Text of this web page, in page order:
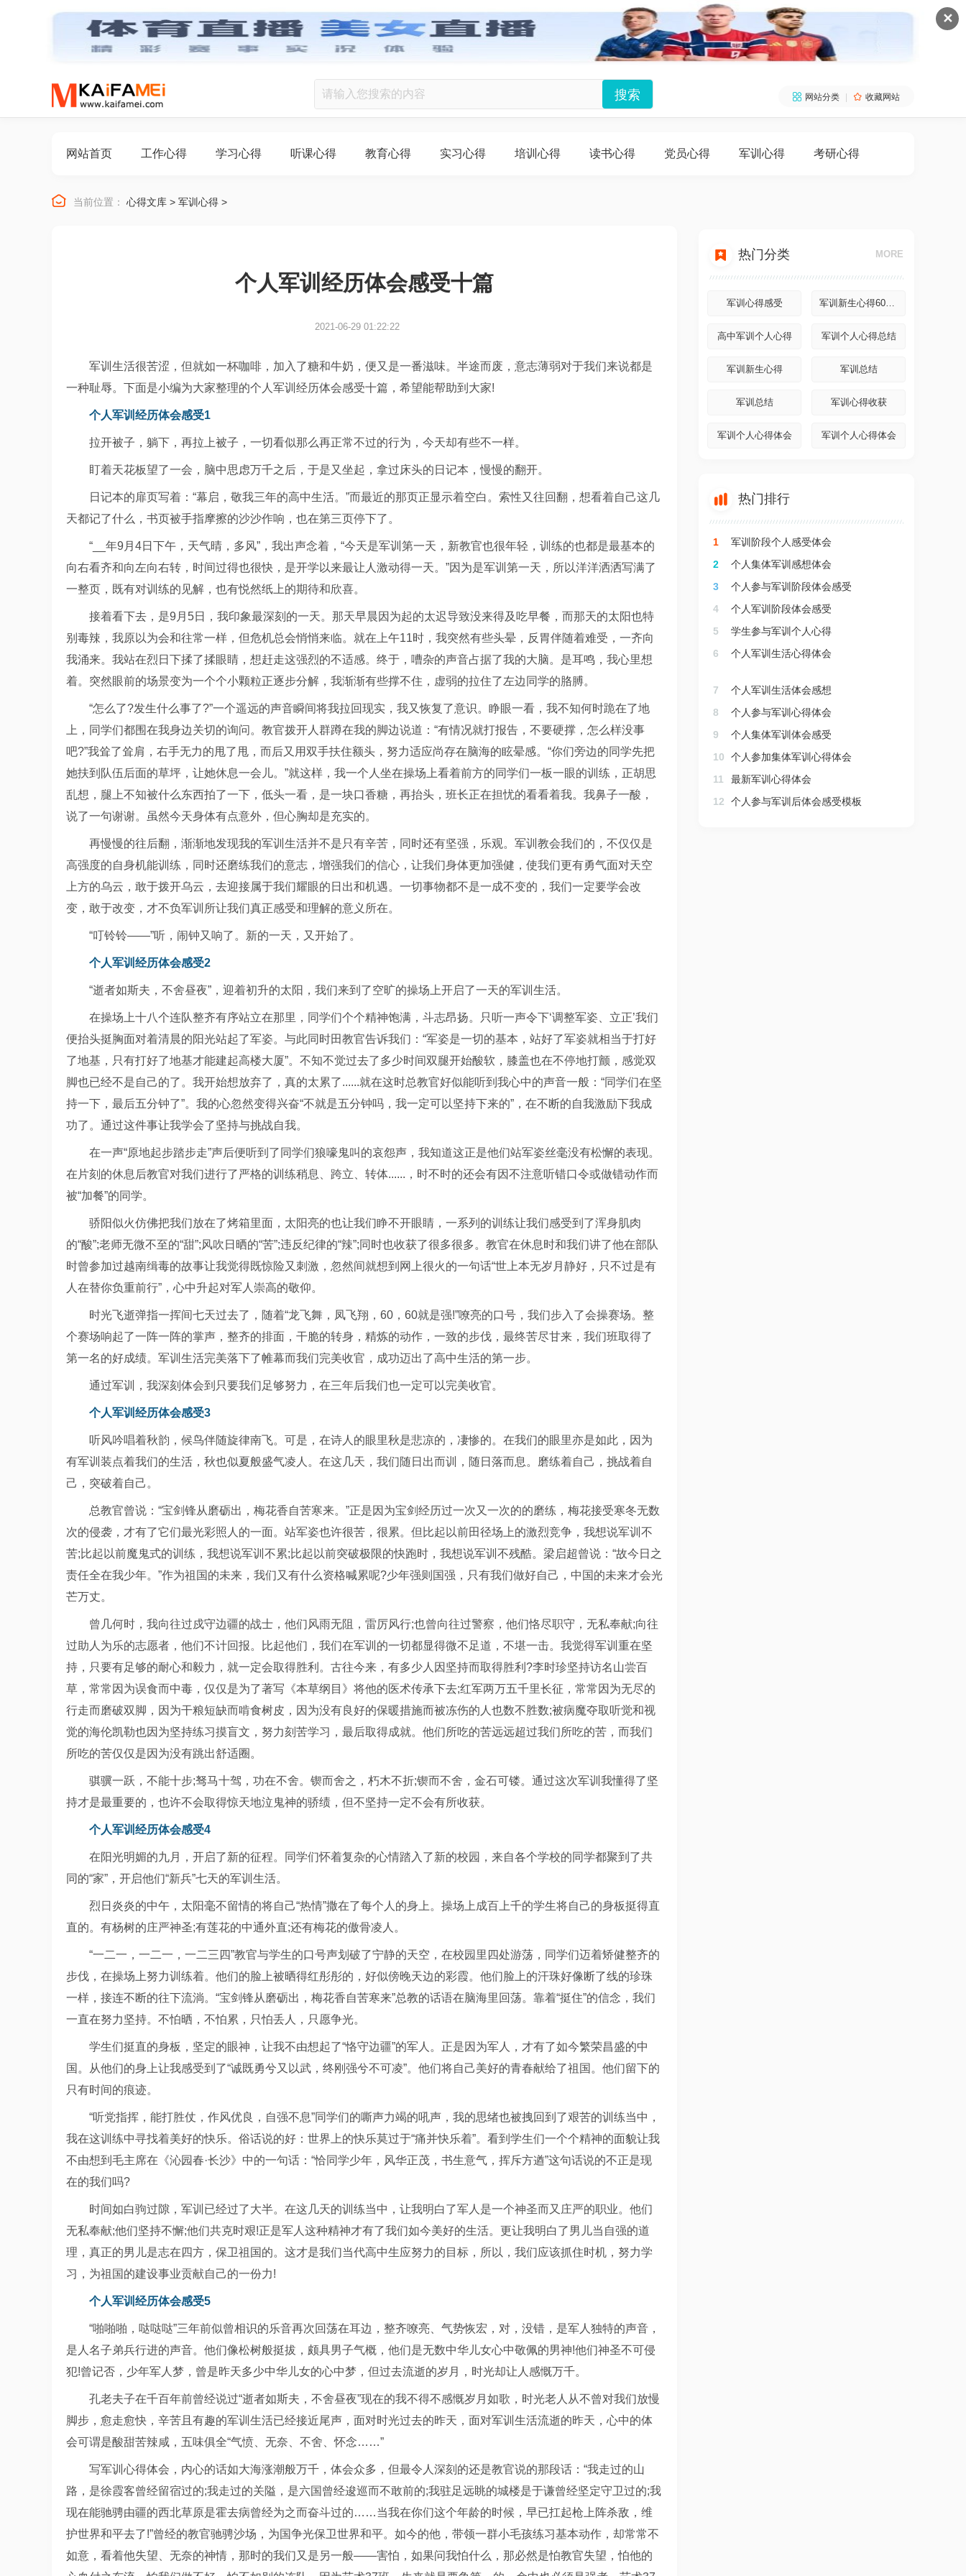
✕
 网站分类  收藏网站
网站首页 工作心得 学习心得 听课心得 教育心得 实习心得 培训心得 读书心得 党员心得 军训心得 考研心得
 当前位置： 心得文库 > 军训心得 >
个人军训经历体会感受十篇
2021-06-29 01:22:22
军训生活很苦涩，但就如一杯咖啡，加入了糖和牛奶，便又是一番滋味。半途而废，意志薄弱对于我们来说都是
一种耻辱。下面是小编为大家整理的个人军训经历体会感受十篇，希望能帮助到大家!
个人军训经历体会感受1
拉开被子，躺下，再拉上被子，一切看似那么再正常不过的行为，今天却有些不一样。
盯着天花板望了一会，脑中思虑万千之后，于是又坐起，拿过床头的日记本，慢慢的翻开。
日记本的扉页写着：“幕启，敬我三年的高中生活。”而最近的那页正显示着空白。索性又往回翻，想看着自己这几
天都记了什么，书页被手指摩擦的沙沙作响，也在第三页停下了。
“__年9月4日下午，天气晴，多风”，我出声念着，“今天是军训第一天，新教官也很年轻，训练的也都是最基本的
向右看齐和向左向右转，时间过得也很快，是开学以来最让人激动得一天。”因为是军训第一天，所以洋洋洒洒写满了
一整页，既有对训练的见解，也有悦然纸上的期待和欣喜。
接着看下去，是9月5日，我印象最深刻的一天。那天早晨因为起的太迟导致没来得及吃早餐，而那天的太阳也特
别毒辣，我原以为会和往常一样，但危机总会悄悄来临。就在上午11时，我突然有些头晕，反胃伴随着难受，一齐向
我涌来。我站在烈日下揉了揉眼睛，想赶走这强烈的不适感。终于，嘈杂的声音占据了我的大脑。是耳鸣，我心里想
着。突然眼前的场景变为一个个小颗粒正逐步分解，我渐渐有些撑不住，虚弱的拉住了左边同学的胳膊。
“怎么了?发生什么事了?”一个遥远的声音瞬间将我拉回现实，我又恢复了意识。睁眼一看，我不知何时跪在了地
上，同学们都围在我身边关切的询问。教官拨开人群蹲在我的脚边说道：“有情况就打报告，不要硬撑，怎么样没事
吧?”我耸了耸肩，右手无力的甩了甩，而后又用双手扶住额头，努力适应尚存在脑海的眩晕感。“你们旁边的同学先把
她扶到队伍后面的草坪，让她休息一会儿。”就这样，我一个人坐在操场上看着前方的同学们一板一眼的训练，正胡思
乱想，腿上不知被什么东西拍了一下，低头一看，是一块口香糖，再抬头，班长正在担忧的看看着我。我鼻子一酸，
说了一句谢谢。虽然今天身体有点意外，但心胸却是充实的。
再慢慢的往后翻，渐渐地发现我的军训生活并不是只有辛苦，同时还有坚强，乐观。军训教会我们的，不仅仅是
高强度的自身机能训练，同时还磨练我们的意志，增强我们的信心，让我们身体更加强健，使我们更有勇气面对天空
上方的乌云，敢于拨开乌云，去迎接属于我们耀眼的日出和机遇。一切事物都不是一成不变的，我们一定要学会改
变，敢于改变，才不负军训所让我们真正感受和理解的意义所在。
“叮铃铃——”听，闹钟又响了。新的一天，又开始了。
个人军训经历体会感受2
“逝者如斯夫，不舍昼夜”，迎着初升的太阳，我们来到了空旷的操场上开启了一天的军训生活。
在操场上十八个连队整齐有序站立在那里，同学们个个精神饱满，斗志昂扬。只听一声令下‘调整军姿、立正’我们
便抬头挺胸面对着清晨的阳光站起了军姿。与此同时田教官告诉我们：“军姿是一切的基本，站好了军姿就相当于打好
了地基，只有打好了地基才能建起高楼大厦”。不知不觉过去了多少时间双腿开始酸软，膝盖也在不停地打颤，感觉双
脚也已经不是自己的了。我开始想放弃了，真的太累了......就在这时总教官好似能听到我心中的声音一般：“同学们在坚
持一下，最后五分钟了”。我的心忽然变得兴奋“不就是五分钟吗，我一定可以坚持下来的”，在不断的自我激励下我成
功了。通过这件事让我学会了坚持与挑战自我。
在一声“原地起步踏步走”声后便听到了同学们狼嚎鬼叫的哀怨声，我知道这正是他们站军姿丝毫没有松懈的表现。
在片刻的休息后教官对我们进行了严格的训练稍息、跨立、转体......，时不时的还会有因不注意听错口令或做错动作而
被“加餐”的同学。
骄阳似火仿佛把我们放在了烤箱里面，太阳亮的也让我们睁不开眼睛，一系列的训练让我们感受到了浑身肌肉
的“酸”;老师无微不至的“甜”;风吹日晒的“苦”;违反纪律的“辣”;同时也收获了很多很多。教官在休息时和我们讲了他在部队
时曾参加过越南缉毒的故事让我觉得既惊险又刺激，忽然间就想到网上很火的一句话“世上本无岁月静好，只不过是有
人在替你负重前行”，心中升起对军人崇高的敬仰。
时光飞逝弹指一挥间七天过去了，随着“龙飞舞，凤飞翔，60，60就是强!”嘹亮的口号，我们步入了会操赛场。整
个赛场响起了一阵一阵的掌声，整齐的排面，干脆的转身，精炼的动作，一致的步伐，最终苦尽甘来，我们班取得了
第一名的好成绩。军训生活完美落下了帷幕而我们完美收官，成功迈出了高中生活的第一步。
通过军训，我深刻体会到只要我们足够努力，在三年后我们也一定可以完美收官。
个人军训经历体会感受3
听风吟唱着秋韵，候鸟伴随旋律南飞。可是，在诗人的眼里秋是悲凉的，凄惨的。在我们的眼里亦是如此，因为
有军训装点着我们的生活，秋也似夏般盛气凌人。在这几天，我们随日出而训，随日落而息。磨练着自己，挑战着自
己，突破着自己。
总教官曾说：“宝剑锋从磨砺出，梅花香自苦寒来。”正是因为宝剑经历过一次又一次的的磨练，梅花接受寒冬无数
次的侵袭，才有了它们最光彩照人的一面。站军姿也许很苦，很累。但比起以前田径场上的激烈竞争，我想说军训不
苦;比起以前魔鬼式的训练，我想说军训不累;比起以前突破极限的快跑时，我想说军训不残酷。梁启超曾说：“故今日之
责任全在我少年。”作为祖国的未来，我们又有什么资格喊累呢?少年强则国强，只有我们做好自己，中国的未来才会光
芒万丈。
曾几何时，我向往过戍守边疆的战士，他们风雨无阻，雷厉风行;也曾向往过警察，他们恪尽职守，无私奉献;向往
过助人为乐的志愿者，他们不计回报。比起他们，我们在军训的一切都显得微不足道，不堪一击。我觉得军训重在坚
持，只要有足够的耐心和毅力，就一定会取得胜利。古往今来，有多少人因坚持而取得胜利?李时珍坚持访名山尝百
草，常常因为误食而中毒，仅仅是为了著写《本草纲目》将他的医术传承下去;红军两万五千里长征，常常因为无尽的
行走而磨破双脚，因为干粮短缺而啃食树皮，因为没有良好的保暖措施而被冻伤的人也数不胜数;被病魔夺取听觉和视
觉的海伦凯勒也因为坚持练习摸盲文，努力刻苦学习，最后取得成就。他们所吃的苦远远超过我们所吃的苦，而我们
所吃的苦仅仅是因为没有跳出舒适圈。
骐骥一跃，不能十步;驽马十驾，功在不舍。锲而舍之，朽木不折;锲而不舍，金石可镂。通过这次军训我懂得了坚
持才是最重要的，也许不会取得惊天地泣鬼神的骄绩，但不坚持一定不会有所收获。
个人军训经历体会感受4
在阳光明媚的九月，开启了新的征程。同学们怀着复杂的心情踏入了新的校园，来自各个学校的同学都聚到了共
同的“家”，开启他们“新兵”七天的军训生活。
烈日炎炎的中午，太阳毫不留情的将自己“热情”撒在了每个人的身上。操场上成百上千的学生将自己的身板挺得直
直的。有杨树的庄严神圣;有莲花的中通外直;还有梅花的傲骨凌人。
“一二一，一二一，一二三四”教官与学生的口号声划破了宁静的天空，在校园里四处游荡，同学们迈着矫健整齐的
步伐，在操场上努力训练着。他们的脸上被晒得红彤彤的，好似傍晚天边的彩霞。他们脸上的汗珠好像断了线的珍珠
一样，接连不断的往下流淌。“宝剑锋从磨砺出，梅花香自苦寒来”总教的话语在脑海里回荡。靠着“挺住”的信念，我们
一直在努力坚持。不怕晒，不怕累，只怕丢人，只愿争光。
学生们挺直的身板，坚定的眼神，让我不由想起了“恪守边疆”的军人。正是因为军人，才有了如今繁荣昌盛的中
国。从他们的身上让我感受到了“诚既勇兮又以武，终刚强兮不可凌”。他们将自己美好的青春献给了祖国。他们留下的
只有时间的痕迹。
“听党指挥，能打胜仗，作风优良，自强不息”同学们的嘶声力竭的吼声，我的思绪也被拽回到了艰苦的训练当中，
我在这训练中寻找着美好的快乐。俗话说的好：世界上的快乐莫过于“痛并快乐着”。看到学生们一个个精神的面貌让我
不由想到毛主席在《沁园春·长沙》中的一句话：“恰同学少年，风华正茂，书生意气，挥斥方遒”这句话说的不正是现
在的我们吗?
时间如白驹过隙，军训已经过了大半。在这几天的训练当中，让我明白了军人是一个神圣而又庄严的职业。他们
无私奉献;他们坚持不懈;他们共克时艰!正是军人这种精神才有了我们如今美好的生活。更让我明白了男儿当自强的道
理，真正的男儿是志在四方，保卫祖国的。这才是我们当代高中生应努力的目标，所以，我们应该抓住时机，努力学
习，为祖国的建设事业贡献自己的一份力!
个人军训经历体会感受5
“啪啪啪，哒哒哒”三年前似曾相识的乐音再次回荡在耳边，整齐嘹亮、气势恢宏，对，没错，是军人独特的声音，
是人名子弟兵行进的声音。他们像松树般挺拔，颇具男子气概，他们是无数中华儿女心中敬佩的男神!他们神圣不可侵
犯!曾记否，少年军人梦，曾是昨天多少中华儿女的心中梦，但过去流逝的岁月，时光却让人感慨万千。
孔老夫子在千百年前曾经说过“逝者如斯夫，不舍昼夜”现在的我不得不感慨岁月如歌，时光老人从不曾对我们放慢
脚步，愈走愈快，辛苦且有趣的军训生活已经接近尾声，面对时光过去的昨天，面对军训生活流逝的昨天，心中的体
会可谓是酸甜苦辣咸，五味俱全“气愤、无奈、不舍、怀念……”
写军训心得体会，内心的话如大海涨潮般万千，体会众多，但最令人深刻的还是教官说的那段话：“我走过的山
路，是徐霞客曾经留宿过的;我走过的关隘，是六国曾经逡巡而不敢前的;我驻足远眺的城楼是于谦曾经坚定守卫过的;我
现在能驰骋由疆的西北草原是霍去病曾经为之而奋斗过的……当我在你们这个年龄的时候，早已扛起枪上阵杀敌，维
护世界和平去了!”曾经的教官驰骋沙场，为国争光保卫世界和平。如今的他，带领一群小毛孩练习基本动作，却常常不
如意，看着他失望、无奈的神情，那时的我们又是另一般——害怕，如果问我怕什么，那必然是怕教官失望，怕他的
 热门分类 MORE
军训心得感受 军训新生心得600字
高中军训个人心得 军训个人心得总结
军训新生心得 军训总结
军训总结 军训心得收获
军训个人心得体会 军训个人心得体会
 热门排行
1
军训阶段个人感受体会
2
个人集体军训感想体会
3
个人参与军训阶段体会感受
4
个人军训阶段体会感受
5
学生参与军训个人心得
6
个人军训生活心得体会
7
个人军训生活体会感想
8
个人参与军训心得体会
9
个人集体军训体会感受
10
个人参加集体军训心得体会
11
最新军训心得体会
12
个人参与军训后体会感受模板